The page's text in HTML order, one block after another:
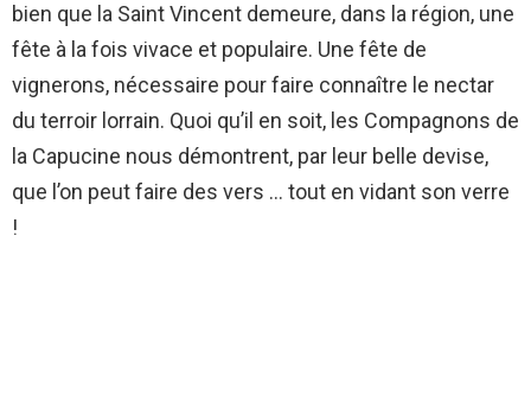
bien que la Saint Vincent demeure, dans la région, une
fête à la fois vivace et populaire. Une fête de
vignerons, nécessaire pour faire connaître le nectar
du terroir lorrain. Quoi qu’il en soit, les Compagnons de
la Capucine nous démontrent, par leur belle devise,
que l’on peut faire des vers … tout en vidant son verre
!